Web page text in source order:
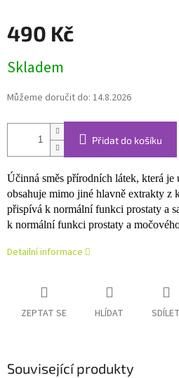
490 Kč
cena:
Skladem
Můžeme doručit do: 14.8.2026
Přidat do košíku
Účinná směs přírodních látek, která je
obsahuje mimo jiné hlavně extrakty z
přispívá k normální funkci prostaty a
k normální funkci prostaty a
Detailní informace
ZEPTAT SE HLÍDAT SDÍLET
Související produkty